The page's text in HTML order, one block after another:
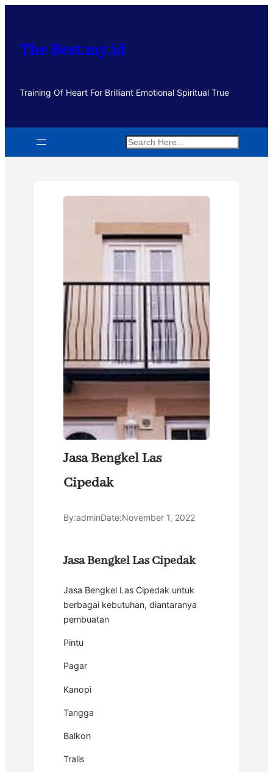
kontenThe Best.my.id
Training Of Heart For Brilliant Emotional Spiritual True
Search
Jasa Bengkel Las
Cipedak
By:adminDate:November 1, 2022
Jasa Bengkel Las Cipedak
Jasa Bengkel Las Cipedak untuk
berbagai kebutuhan, diantaranya
pembuatan
Pintu
Pagar
Kanopi
Tangga
Balkon
Tralis